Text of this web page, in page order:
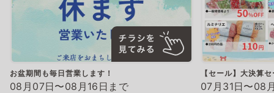
お盆期間も毎日営業します！
08月07日〜08月16日まで
【セール】大決算
07月31日〜08